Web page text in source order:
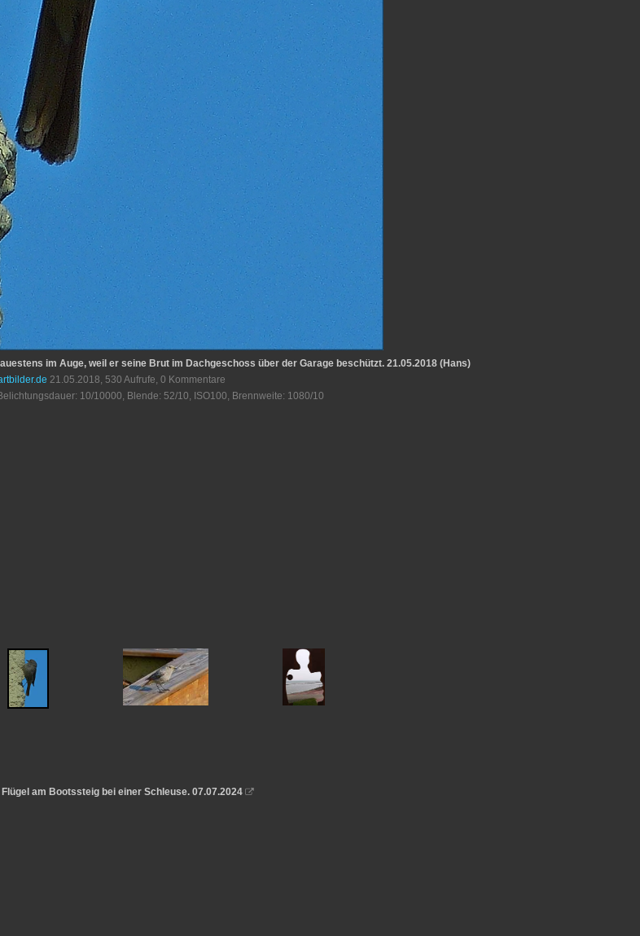
im Auge, weil er seine Brut im Dachgeschoss über der Garage beschützt. 21.05.2018 (Hans)
21.05.2018, 530 Aufrufe, 0 Kommentare
10/10000, Blende: 52/10, ISO100, Brennweite: 1080/10
am Bootssteig bei einer Schleuse. 07.07.2024 